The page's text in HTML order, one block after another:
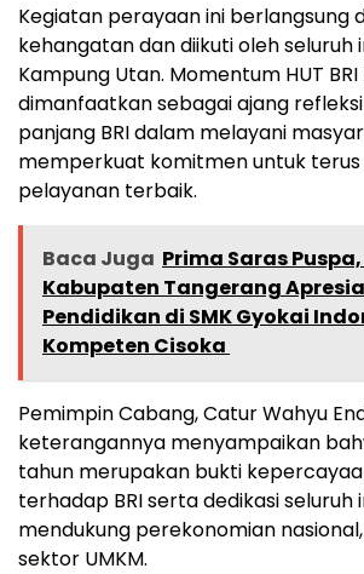
Kegiatan perayaan ini berlangsung
kehangatan dan diikuti oleh seluruh
Kampung Utan. Momentum HUT BRI
dimanfaatkan sebagai ajang
panjang BRI dalam melayani
memperkuat komitmen untuk
pelayanan terbaik.
Baca Juga ‎Prima Saras Puspa,
Kabupaten Tangerang
Pendidikan di SMK Gyokai
Kompeten Cisoka ‎
Pemimpin Cabang, Catur Wahyu
keterangannya menyampaikan
tahun merupakan bukti
terhadap BRI serta dedikasi seluruh
mendukung perekonomian
sektor UMKM.